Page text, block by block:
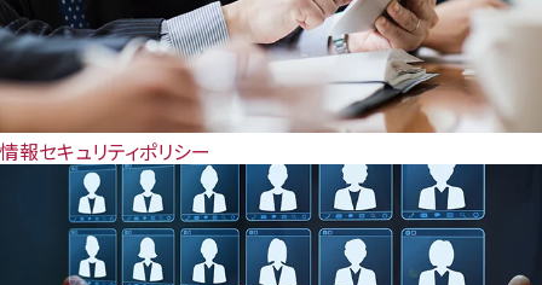
情報セキュリティポリシー